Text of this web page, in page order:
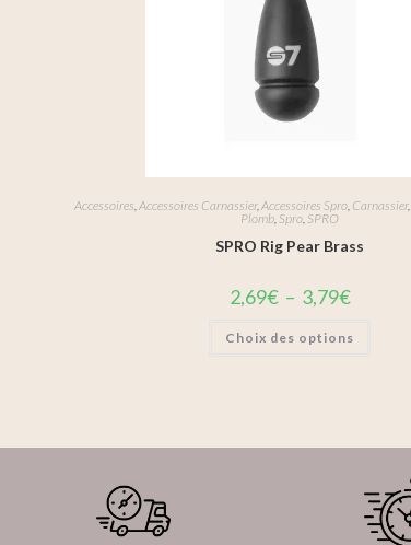
Accessoires,Accessoires Carnassier,Accessoires Spro, Carnassier,
Plomb, Spro, SPRO
SPRO Rig Pear Brass
2,69€ – 3,79€
Choix des options